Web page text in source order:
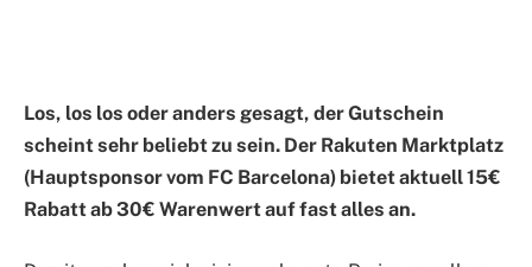
Los, los los oder anders gesagt, der Gutschein
scheint sehr beliebt zu sein. Der Rakuten Marktplatz
(Hauptsponsor vom FC Barcelona) bietet aktuell 15€
Rabatt ab 30€ Warenwert auf fast alles an.